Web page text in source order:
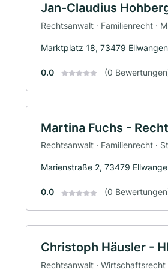
Jan-Claudius
Rechtsanwalt · Familienrecht ·
Marktplatz 18, 73479 Ellwangen
0.0 (0
Martina Fuchs -
Rechtsanwalt · Familienrecht ·
Marienstraße 2, 73479
0.0 (0
Christoph Häusler -
Rechtsanwalt ·